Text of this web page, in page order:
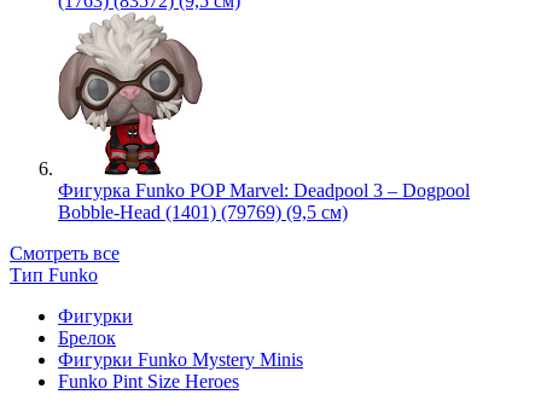
Фигурка Funko POP Marvel: Deadpool 3 – Dogpool
Bobble-Head (1401) (79769) (9,5 см)
Смотреть все
Тип Funko
Фигурки
Брелок
Фигурки Funko Mystery Minis
Funko Pint Size Heroes